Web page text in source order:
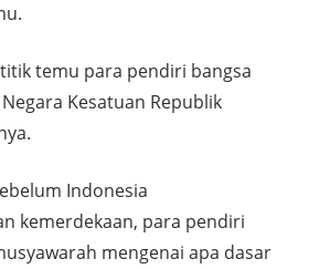
temu para pendiri bangsa
Kesatuan Republik
Indonesia
kemerdekaan, para pendiri
mengenai apa dasar